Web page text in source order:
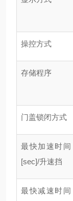
操控方式
存储程序
门盖锁闭方式
最快加速时间
[sec]/升速挡
最快减速时间